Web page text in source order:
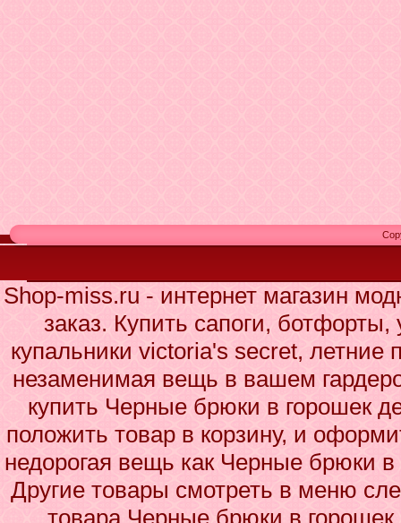
Shop-miss.ru - интернет магазин
заказ. Купить сапоги,
купальники victoria's secret, летние
незаменимая вещь в вашем
купить Черные брюки в горошек
положить товар в корзину, и
недорогая вещь как Черные брюки
Другие товары смотреть в меню
товара Черные брюки в